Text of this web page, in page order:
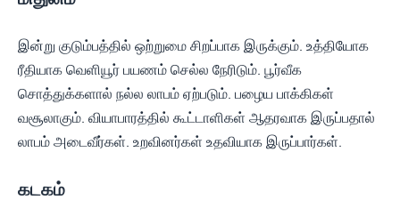
இன்று குடும்பத்தில் ஒற்றுமை சிறப்பாக இருக்கும். உத்தியோக
ரீதியாக வெளியூர் பயணம் செல்ல நேரிடும். பூர்வீக
சொத்துக்களால் நல்ல லாபம் ஏற்படும். பழைய பாக்கிகள்
வசூலாகும். வியாபாரத்தில் கூட்டாளிகள் ஆதரவாக இருப்பதால்
லாபம் அடைவீர்கள். உறவினர்கள் உதவியாக இருப்பார்கள்.
கடகம்